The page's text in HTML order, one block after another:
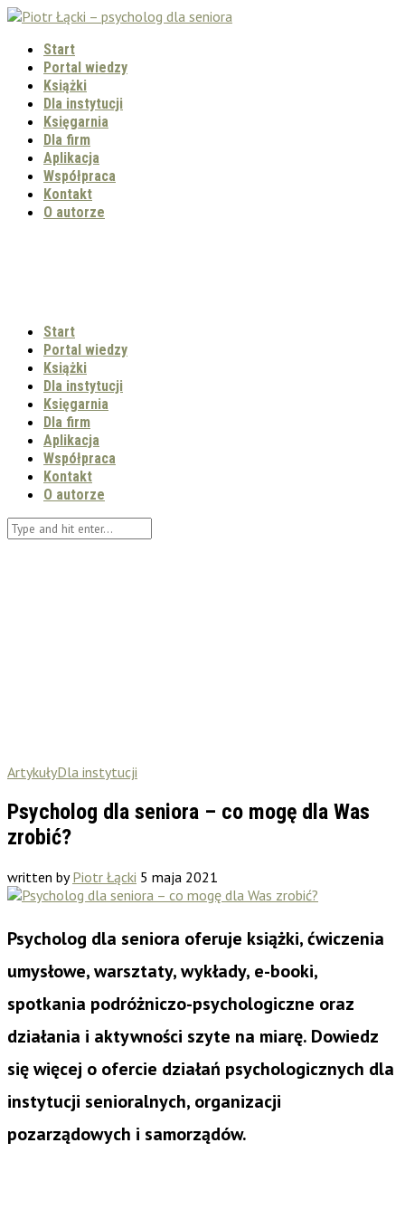
Start
Portal wiedzy
Książki
Dla instytucji
Księgarnia
Dla firm
Aplikacja
Współpraca
Kontakt
O autorze
Start
Portal wiedzy
Książki
Dla instytucji
Księgarnia
Dla firm
Aplikacja
Współpraca
Kontakt
O autorze
ArtykułyDla instytucji
Psycholog dla seniora – co mogę dla Was
zrobić?
written byPiotr Łącki 5 maja 2021
Psycholog dla seniora oferuje książki, ćwiczenia
umysłowe, warsztaty, wykłady, e-booki,
spotkania podróżniczo-psychologiczne oraz
działania i aktywności szyte na miarę. Dowiedz
się więcej o ofercie działań psychologicznych dla
instytucji senioralnych, organizacji
pozarządowych i samorządów.